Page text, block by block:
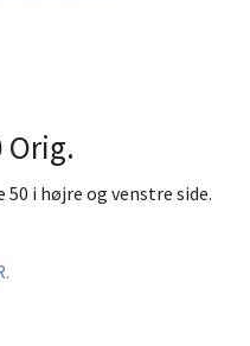
Orig.
i højre og venstre side.